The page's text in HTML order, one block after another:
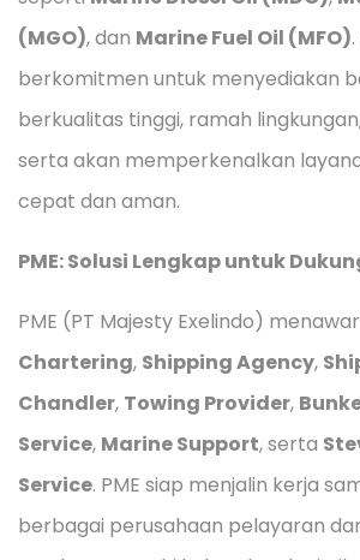
(MGO), dan Marine Fuel Oil (MFO)
berkomitmen untuk menyediakan
berkualitas tinggi, ramah
serta akan memperkenalkan
cepat dan aman.
PME: Solusi Lengkap untuk
PME (PT Majesty Exelindo)
Chartering, Shipping Agency,
Chandler, Towing Provider,
Service, Marine Support, serta
Service. PME siap menjalin kerja
berbagai perusahaan pelayaran